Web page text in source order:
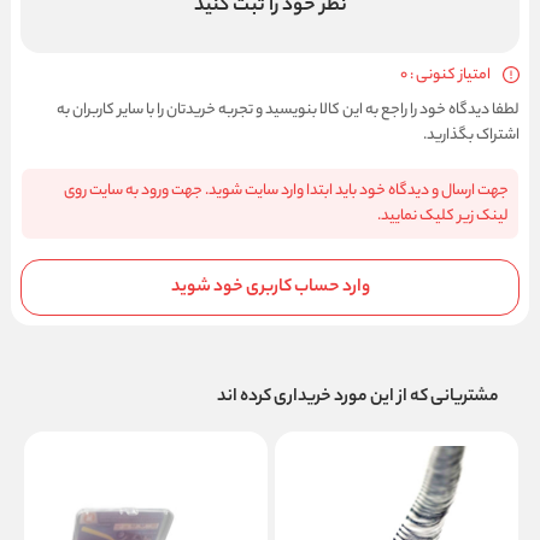
نظر خود را ثبت کنید
امتیاز کنونی : 0
لطفا دیدگاه خود را راجع به این کالا بنویسید و تجربه خریدتان را با سایر کاربران به
اشتراک بگذارید.
جهت ارسال و دیدگاه خود باید ابتدا وارد سایت شوید. جهت ورود به سایت روی
لینک زیر کلیک نمایید.
وارد حساب کاربری خود شوید
مشتریانی که از این مورد خریداری کرده اند